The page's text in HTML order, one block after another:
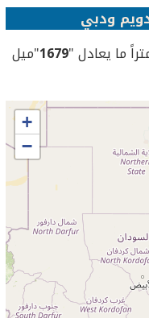
ودبي
ما يعادل "1679"ميل
+
−